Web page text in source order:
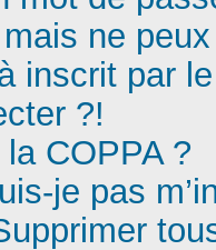
ne
inscrit par
?!
la COPPA ?
je pas